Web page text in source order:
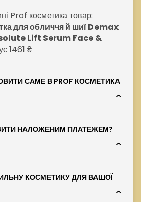
Prof косметика товар:
для обличчя й шиї Demax
Lift Serum Face &
1461 ₴
САМЕ В PROF КОСМЕТИКА
НАЛОЖЕНИМ ПЛАТЕЖЕМ?
КОСМЕТИКУ ДЛЯ ВАШОЇ